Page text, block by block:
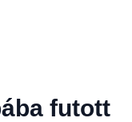
futott